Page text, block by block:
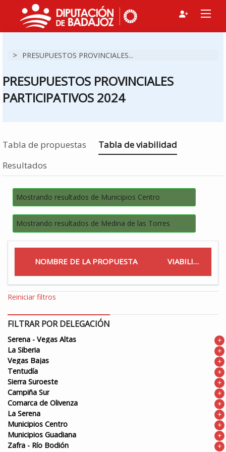
> PRESUPUESTOS PROVINCIALES...
PRESUPUESTOS PROVINCIALES
PARTICIPATIVOS 2024
Tabla de propuestas Estás en
Tabla de viabilidad
Resultados
Mostrando resultados de Municipios Centro
Mostrando resultados de Medina de las Torres
NOMBRE DE LA PROPUESTA VIABILIDAD
Reiniciar filtros
FILTRAR POR DELEGACIÓN